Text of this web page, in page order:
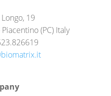
19
(PC) Italy